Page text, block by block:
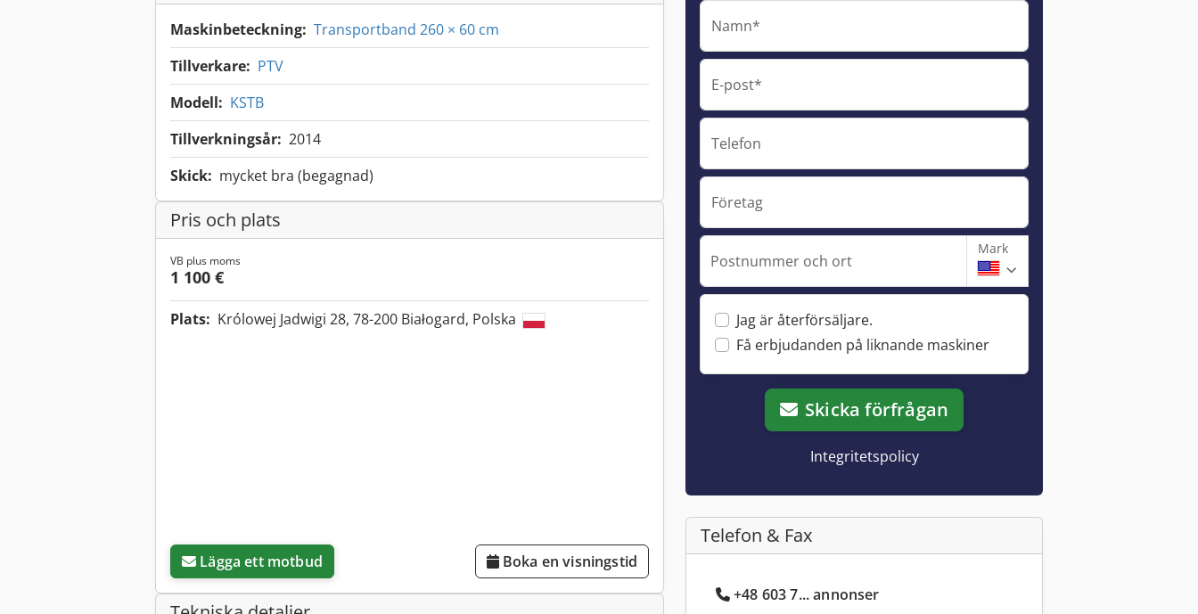
Maskinbeteckning: Transportband 260 × 60 cm
Tillverkare: PTV
Modell: KSTB
Tillverkningsår: 2014
Skick: mycket bra (begagnad)
Pris och plats
VB plus moms
1 100 €
Plats: Królowej Jadwigi 28, 78-200 Białogard, Polska
Lägga ett motbud Boka en visningstid
Namn*
E-post*
Telefon
Företag
Postnummer och ort
Mark
Jag är återförsäljare.
Få erbjudanden på liknande maskiner
Skicka förfrågan
Integritetspolicy
Telefon & Fax
+48 603 7... annonser